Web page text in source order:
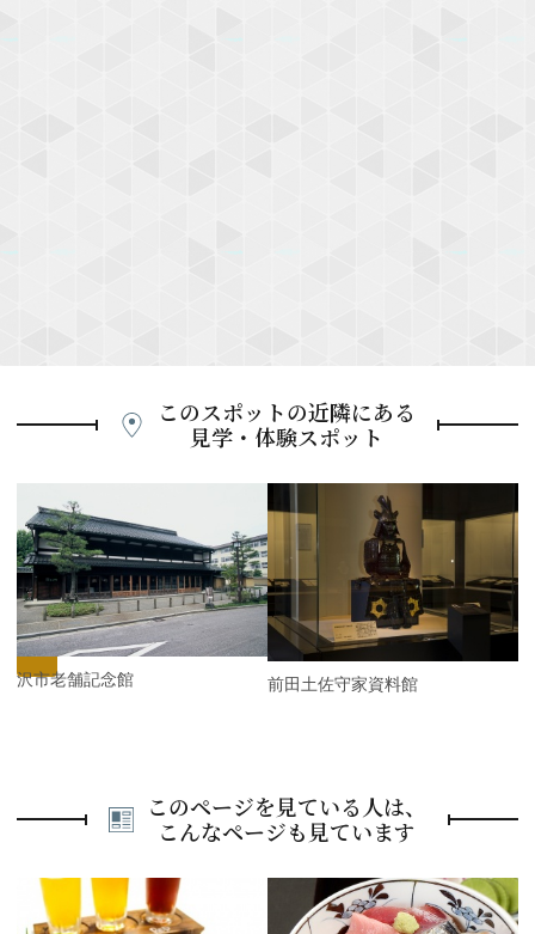
このスポットの近隣にある
見学・体験スポット
P
r
e
v
i
o
u
s
金沢市老舗記念館 前田土佐守家資料館
e
x
t
このページを見ている人は、
こんなページも見ています
r